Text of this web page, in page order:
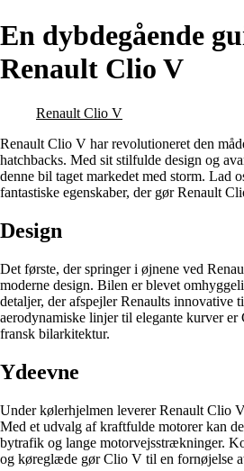
En dybdegående
Renault Clio V
Renault Clio V
Renault Clio V har revolutioneret den
hatchbacks. Med sit stilfulde design og
denne bil taget markedet med storm. Lad
fantastiske egenskaber, der gør Renault
Design
Det første, der springer i øjnene ved
moderne design. Bilen er blevet
detaljer, der afspejler Renaults innovative
aerodynamiske linjer til elegante kurver
fransk bilarkitektur.
Ydeevne
Under kølerhjelmen leverer Renault Clio
Med et udvalg af kraftfulde motorer kan
bytrafik og lange motorvejsstrækninger.
og køreglæde gør Clio V til en fornøjelse